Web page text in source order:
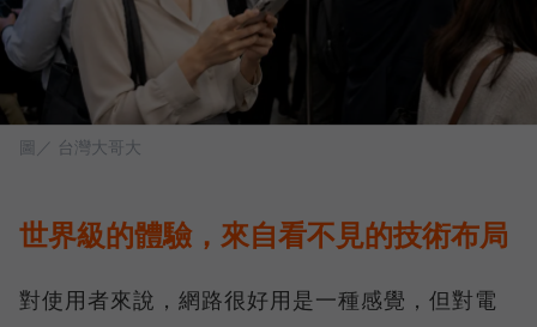
圖／ 台灣大哥大
世界級的體驗，來自看不見的技術布局
對使用者來說，網路很好用是一種感覺，但對電